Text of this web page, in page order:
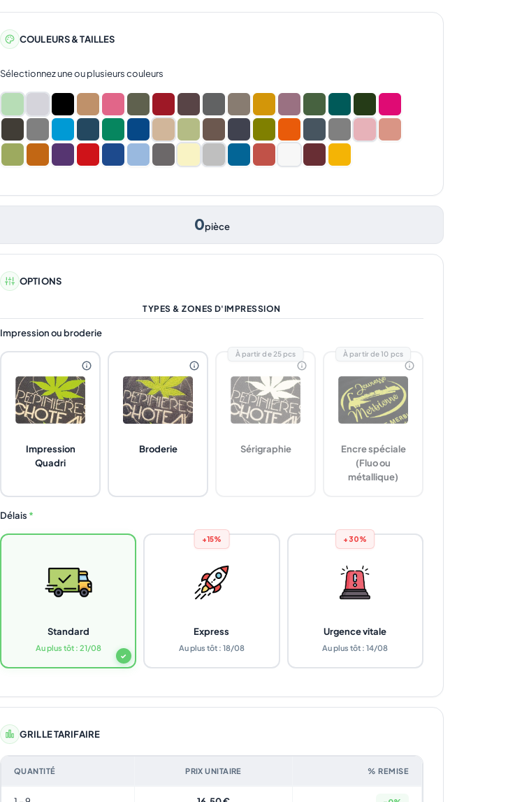
COULEURS & TAILLES
Sélectionnez une ou plusieurs couleurs
0pièce
OPTIONS
TYPES & ZONES D'IMPRESSION
Impression ou broderie
Impression
Quadri
Broderie
À partir de 25 pcs
Sérigraphie
À partir de 10 pcs
Encre spéciale
(Fluo ou
métallique)
Délais *
✓
Standard
Au plus tôt : 21/08
+15%
Express
Au plus tôt : 18/08
+30%
Urgence vitale
Au plus tôt : 14/08
GRILLE TARIFAIRE
QUANTITÉ PRIX UNITAIRE % REMISE